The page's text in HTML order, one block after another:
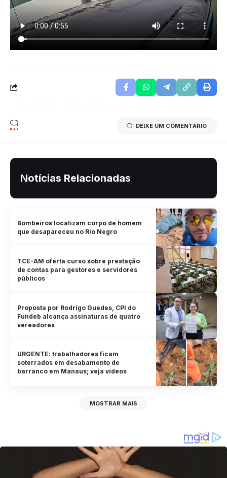
DEIXE UM COMENTÁRIO
Notícias Relacionadas
Bombeiros localizam corpo de homem
que desapareceu no Rio Negro
TCE-AM oferta curso sobre prestação
de contas para gestores e servidores
públicos
Proposta por Rodrigo Guedes, CPI do
Fundeb alcança assinaturas de quatro
vereadores
URGENTE: trabalhadores ficam
soterrados em desabamento de
barranco em Manaus; veja vídeos
MOSTRAR MAIS